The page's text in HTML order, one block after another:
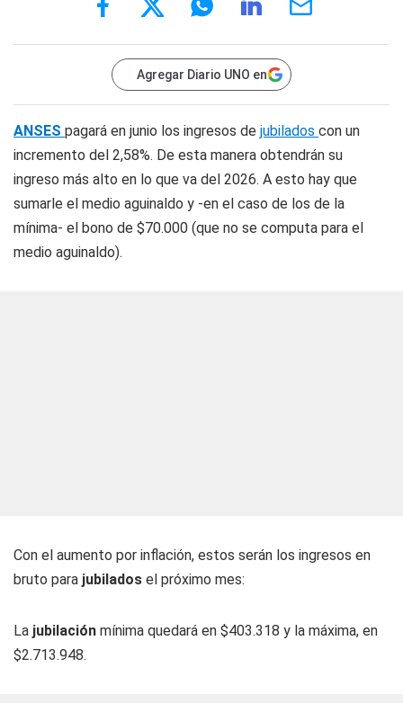
Agregar Diario UNO en
ANSES pagará en junio los ingresos de jubilados con un
incremento del 2,58%. De esta manera obtendrán su
ingreso más alto en lo que va del 2026. A esto hay que
sumarle el medio aguinaldo y -en el caso de los de la
mínima- el bono de $70.000 (que no se computa para el
medio aguinaldo).
Con el aumento por inflación, estos serán los ingresos en
bruto para jubilados el próximo mes:
La jubilación mínima quedará en $403.318 y la máxima, en
$2.713.948.